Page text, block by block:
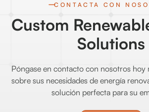
CONTACTA CON
Custom
Solutions
Póngase en contacto con nosotros hoy
sobre sus necesidades de energía
solución perfecta para su